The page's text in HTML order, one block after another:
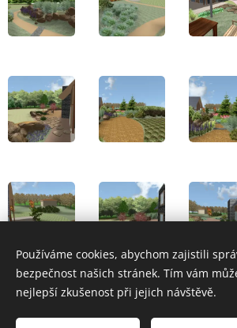
Michaela Niedobová, Migra - všechna
Používáme cookies, abychom zajistili
bezpečnost našich stránek. Tím vám
nejlepší zkušenost při jejich návštěvě.